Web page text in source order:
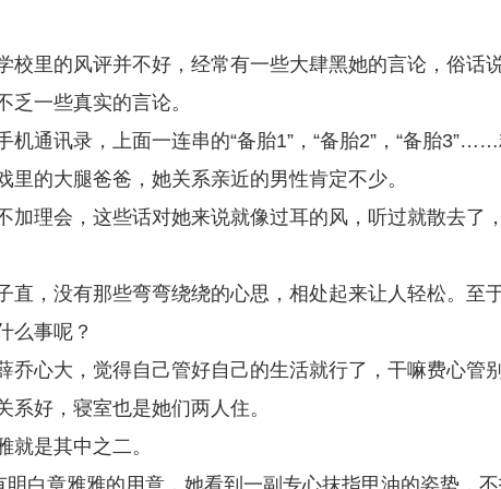
校里的风评并不好，经常有一些大肆黑她的言论，俗话
一些真实的言论。
通讯录，上面一连串的“备胎1”，“备胎2”，“备胎3”……
的大腿爸爸，她关系亲近的男性肯定不少。
理会，这些话对她来说就像过耳的风，听过就散去了，
直，没有那些弯弯绕绕的心思，相处起来让人轻松。至
么事呢？
心大，觉得自己管好自己的生活就行了，干嘛费心管别
好，寝室也是她们两人住。
是其中之二。
白章雅雅的用意，她看到一副专心抹指甲油的姿势，